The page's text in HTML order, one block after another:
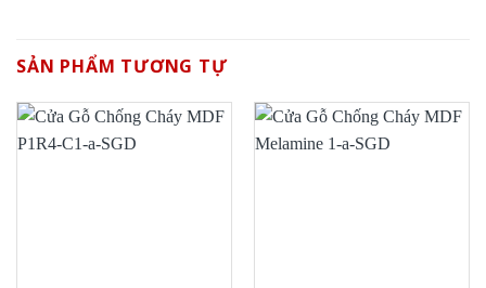
SẢN PHẨM TƯƠNG TỰ